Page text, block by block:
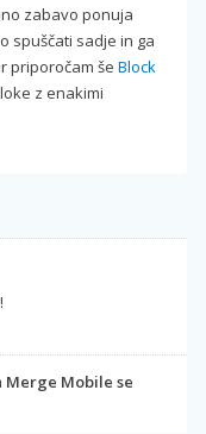
zabavo ponuja
spuščati sadje in ga
priporočam še Block
z enakimi
Mobile se